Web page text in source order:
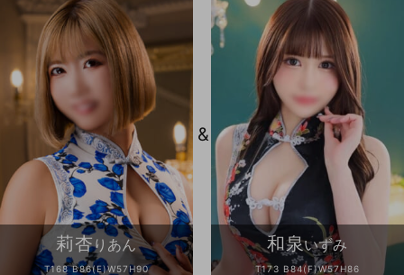
莉杏りあん
T168 B86(E)W57H90
&
和泉いずみ
T173 B84(F)W57H86